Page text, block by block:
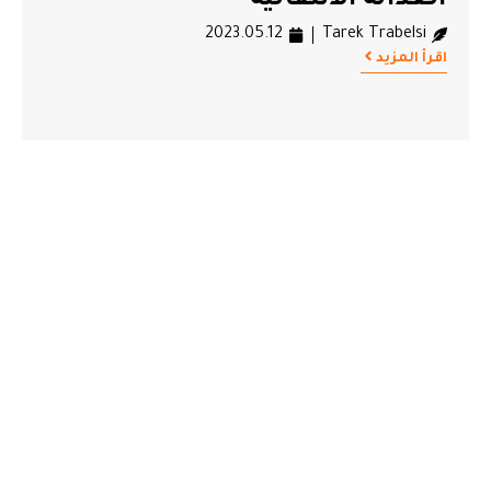
Tarek Trabelsi
2023.05.12
اقرأ المزيد